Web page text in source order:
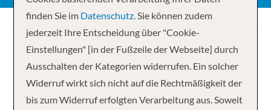
Ihre Kreuzfahrt
finden Sie im Datenschutz.Sie können zudem
jederzeit Ihre Entscheidung über "Cookie-
Einstellungen" [in der Fußzeile der Webseite] durch
Ausschalten der Kategorien widerrufen. Ein solcher
Widerruf wirkt sich nicht auf die Rechtmäßigkeit der
bis zum Widerruf erfolgten Verarbeitung aus. Soweit